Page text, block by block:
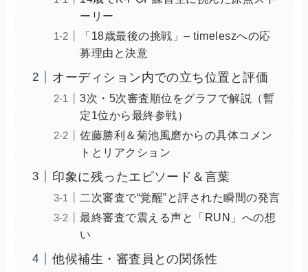
ーリー
「18歳最後の挑戦」– timeleszへの応
募理由と決意
オーディション内での立ち位置と評価
3次・5次審査順位をグラフで解説（暫
定1位から最終参戦）
佐藤勝利＆菊池風磨からの具体コメン
トとリアクション
印象に残ったエピソード＆言葉
二次審査で“覚醒”と評された瞬間の発言
最終審査で震える声と「RUN」への想
い
他候補生・審査員との関係性